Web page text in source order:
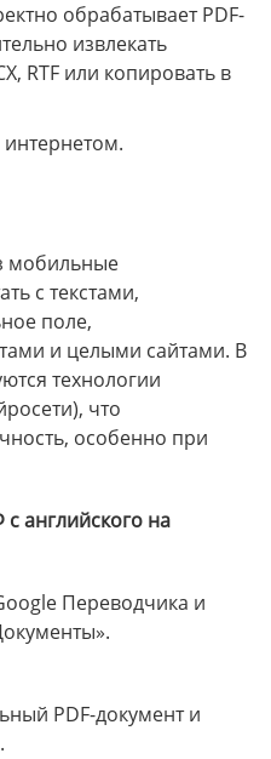
обрабатывает PDF-
извлекать
RTF или копировать в
интернетом.
мобильные
с текстами,
поле,
и целыми сайтами. В
технологии
что
особенно при
с английского на
Переводчика и
PDF-документ и